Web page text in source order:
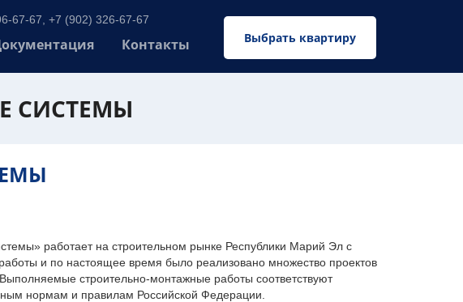
Выбрать квартиру
67-67, +7 (902) 326-67-67
Контакты
СИСТЕМЫ
работает на строительном рынке Республики Марий Эл с
и по настоящее время было реализовано множество проектов
строительно-монтажные работы соответствуют
нормам и правилам Российской Федерации.